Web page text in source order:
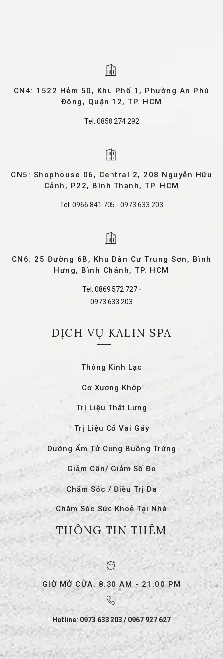
CN4: 1522 Hẻm 50, Khu Phố 1, Phường An Phú
Đông, Quận 12, TP. HCM
Tel: 0858 274 292
CN5: Shophouse 06, Central 2, 208 Nguyễn Hữu
Cảnh, P22, Bình Thạnh, TP. HCM
Tel: 0966 841 705 - 0973 633 203
CN6: 25 Đường 6B, Khu Dân Cư Trung Sơn, Bình
Hưng, Bình Chánh, TP. HCM
Tel: 0869 572 727 -
0973 633 203
DỊCH VỤ KALIN SPA
Thông Kinh Lạc
Cơ Xương Khớp
Trị Liệu Thắt Lưng
Trị Liệu Cổ Vai Gáy
Dưỡng Ấm Tử Cung Buồng Trứng
Giảm Cân/ Giảm Số Đo
Chăm Sóc / Điều Trị Da
Chăm Sóc Sức Khoẻ Tại Nhà
THÔNG TIN THÊM
GIỜ MỞ CỬA: 8:30 AM - 21:00 PM
Hotline: 0973 633 203 / 0967 927 627